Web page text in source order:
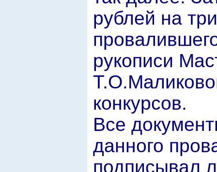
рублей на
рукописи
конкурсов.
Все
данного
подписывал